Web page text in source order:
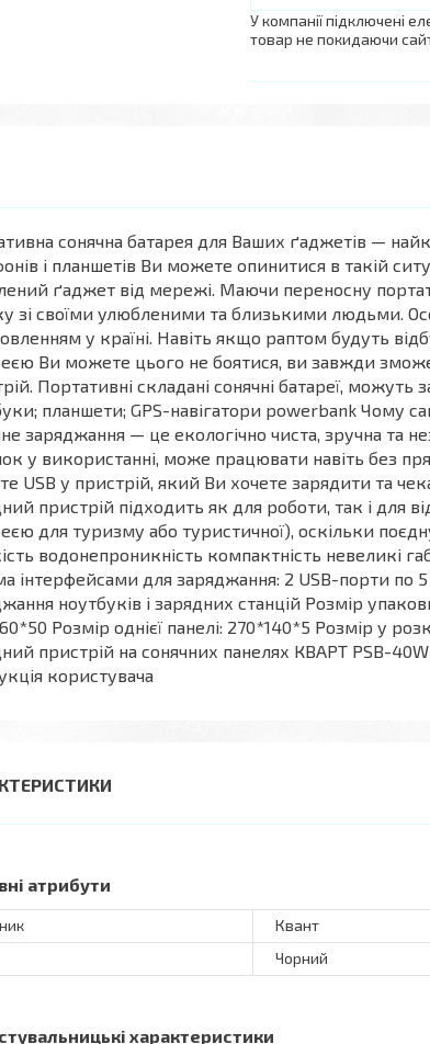
У компанії підключені
товар не покидаючи
сонячна батарея для Ваших ґаджетів —
і планшетів Ви можете опинитися в такій
ґаджет від мережі. Маючи переносну
зі своїми улюбленими та близькими людьми.
у країні. Навіть якщо раптом будуть
Ви можете цього не боятися, ви завжди
Портативні складані сонячні батареї, можуть
планшети; GPS-навігатори powerbank Чому
заряджання — це екологічно чиста, зручна та
у використанні, може працювати навіть без
USB у пристрій, який Ви хочете зарядити та
пристрій підходить як для роботи, так і для
для туризму або туристичної), оскільки
водонепроникність компактність невеликі
інтерфейсами для заряджання: 2 USB-порти по 5
ноутбуків і зарядних станцій Розмір
Розмір однієї панелі: 270*140*5 Розмір у
пристрій на сонячних панелях КВАРТ PSB-
користувача
атрибути
Квант
Чорний
характеристики